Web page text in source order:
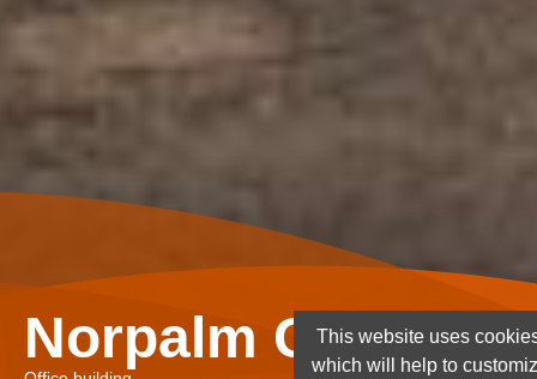
Norpalm Ghana
This website uses
which will help to